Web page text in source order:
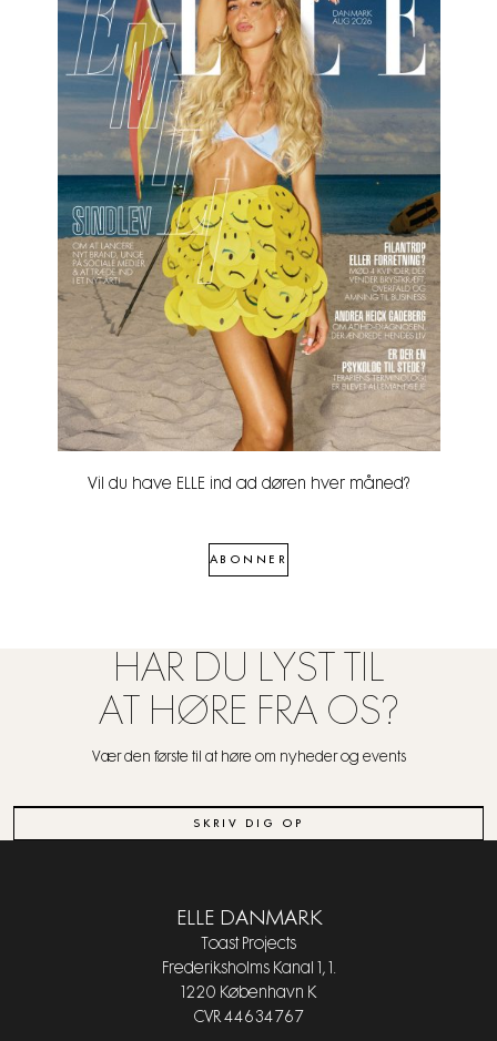
Vil du have ELLE ind ad døren hver måned?
ABONNER
HAR DU LYST TIL
AT HØRE FRA OS?
Vær den første til at høre om nyheder og events
SKRIV DIG OP
ELLE DANMARK
Toast Projects
Frederiksholms Kanal 1, 1.
1220 København K
CVR 44634767